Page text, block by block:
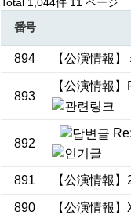
番号
894 【公演情報
893
【公演情報
892
891 【公演情報
890 【公演情報